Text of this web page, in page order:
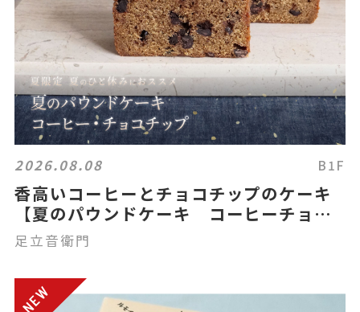
2026.08.08 B1F
香高いコーヒーとチョコチップのケーキ
【夏のパウンドケーキ コーヒーチョコ
チップ】
足立音衛門